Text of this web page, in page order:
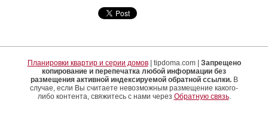
Планировки квартир и серии домов| tipdoma.com | Запрещено
копирование и перепечатка любой информации без
размещения активной индексируемой обратной ссылки.В
случае, если Вы считаете невозможным размещение какого-
либо контента, свяжитесь с нами через Обратную связь.